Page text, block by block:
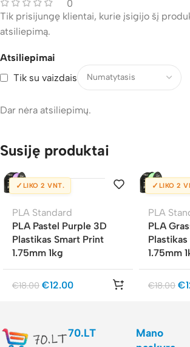
0
Atsiliepimai
Tik su vaizdais
Dar nėra atsiliepimų.
Tik prisijungę klientai, kurie įsigijo šį
atsiliepimą.
Susiję produktai
✓ LIKO 2 VNT.
PLA Standard
PLA Pastel Purple 3D
Plastikas Smart Print
1.75mm 1kg
€18.00 €12.00
✓ LIKO 2
PLA
PLA
1.75mm
€18.00 €
70.LT
Mano